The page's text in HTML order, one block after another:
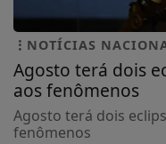
NOTÍCIAS
Agosto terá dois
aos fenômenos
Agosto terá dois
fenômenos